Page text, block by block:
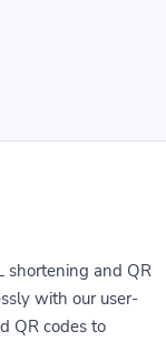
shortening and QR
with our user-
QR codes to